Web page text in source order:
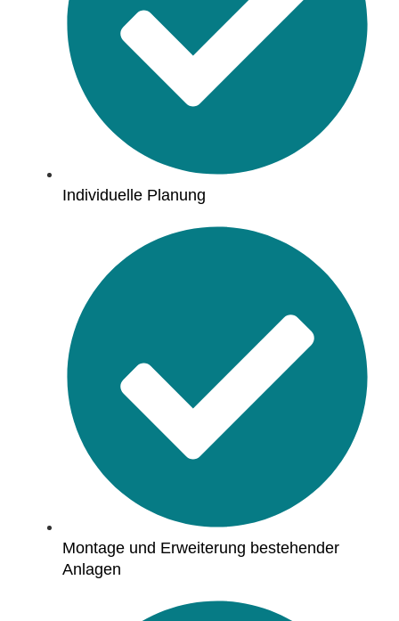
Individuelle Planung
Montage und Erweiterung bestehender
Anlagen